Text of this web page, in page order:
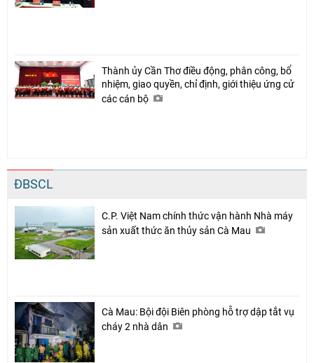
Thành ủy Cần Thơ điều động, phân công, bổ
nhiệm, giao quyền, chỉ định, giới thiệu ứng cử
các cán bộ
ĐBSCL
C.P. Việt Nam chính thức vận hành Nhà máy
sản xuất thức ăn thủy sản Cà Mau
Cà Mau: Bội đội Biên phòng hỗ trợ dập tắt vụ
cháy 2 nhà dân